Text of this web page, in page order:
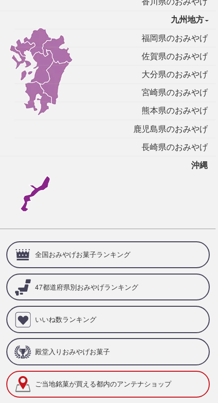
九州地方
福岡県のおみやげ
佐賀県のおみやげ
大分県のおみやげ
宮崎県のおみやげ
熊本県のおみやげ
鹿児島県のおみやげ
長崎県のおみやげ
沖縄
全国おみやげお菓子ランキング
47都道府県別おみやげランキング
いいね数ランキング
殿堂入りおみやげお菓子
ご当地銘菓が買える都内のアンテナショップ